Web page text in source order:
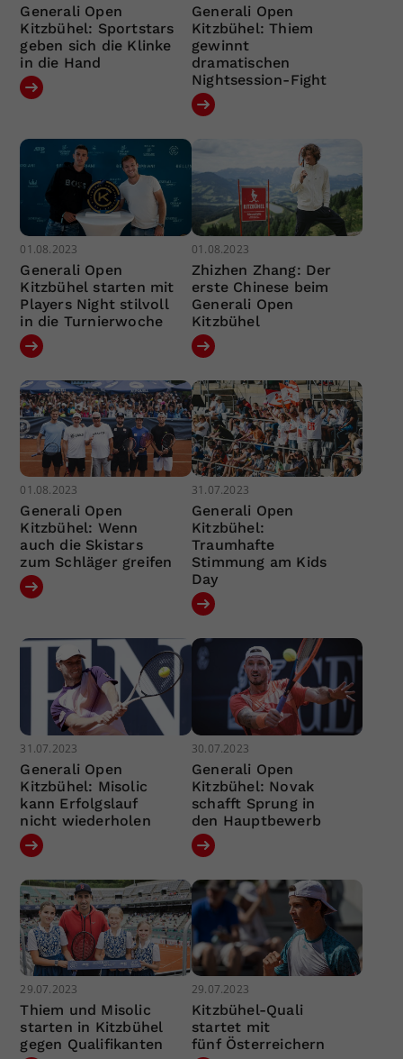
Generali Open
Kitzbühel: Sportstars
geben sich die Klinke
in die Hand
Generali Open
Kitzbühel: Thiem
gewinnt
dramatischen
Nightsession-Fight
01.08.2023
Generali Open
Kitzbühel starten mit
Players Night stilvoll
in die Turnierwoche
01.08.2023
Zhizhen Zhang: Der
erste Chinese beim
Generali Open
Kitzbühel
01.08.2023
Generali Open
Kitzbühel: Wenn
auch die Skistars
zum Schläger greifen
31.07.2023
Generali Open
Kitzbühel:
Traumhafte
Stimmung am Kids
Day
31.07.2023
Generali Open
Kitzbühel: Misolic
kann Erfolgslauf
nicht wiederholen
30.07.2023
Generali Open
Kitzbühel: Novak
schafft Sprung in
den Hauptbewerb
29.07.2023
Thiem und Misolic
starten in Kitzbühel
gegen Qualifikanten
29.07.2023
Kitzbühel-Quali
startet mit
fünf Österreichern